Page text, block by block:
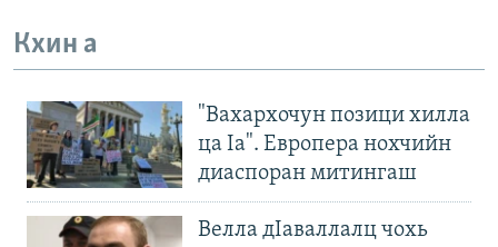
Кхин а
"Вахархочун позици хилла
ца Iа". Европера нохчийн
диаспоран митингаш
Велла дIаваллалц чохь